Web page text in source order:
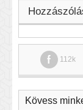
112k
Kövess